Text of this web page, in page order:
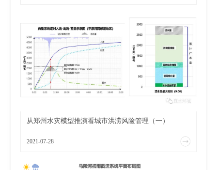
从郑州水灾模型推演看城市洪涝风险管理（一）
2021-07-28